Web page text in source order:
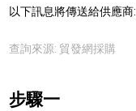
以下訊息將傳送給供應商:
查詢來源: 貿發網採購
步驟一